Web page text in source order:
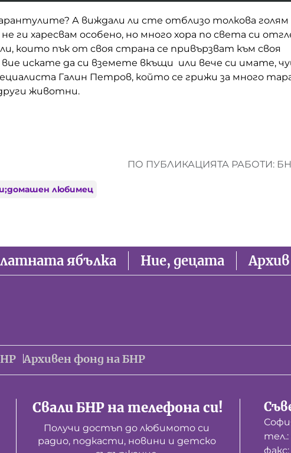
А виждали ли сте отблизо толкова голям
не ги харесвам особено, но много хора по света си
които пък от своя страна се привързват към своя
искате да си вземете вкъщи или вече си имате,
Галин Петров, който се грижи за много
животни.
ПО ПУБЛИКАЦИЯТА РАБОТИ:
любимец
ябълка Ние, децата
Архив
Архивен фонд на БНР
Свали БНР на телефона си!
Получи достъп до любимото си
радио, подкасти, новини и детско
тел.:
факс: